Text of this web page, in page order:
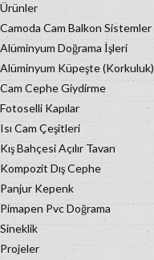
Ürünler
Camoda Cam Balkon Sistemler
Alüminyum Doğrama İşleri
Alüminyum Küpeşte (Korkuluk)
Cam Cephe Giydirme
Fotoselli Kapılar
Isı Cam Çeşitleri
Kış Bahçesi Açılır Tavan
Kompozit Dış Cephe
Panjur Kepenk
Pimapen Pvc Doğrama
Sineklik
Projeler